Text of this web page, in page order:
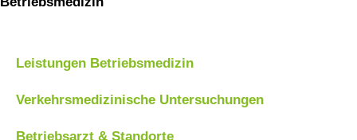
Leistungen Betriebsmedizin
Verkehrsmedizinische Untersuchungen
Betriebsarzt & Standorte